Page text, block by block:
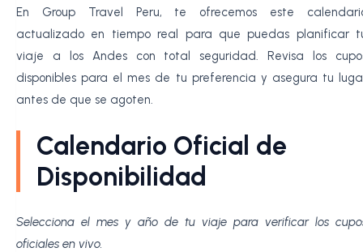
En Group Travel Peru, te ofrecemos este
actualizado en tiempo real para que puedas planificar
viaje a los Andes con total seguridad. Revisa los
disponibles para el mes de tu preferencia y asegura tu
antes de que se agoten.
Calendario Oficial de
Disponibilidad
Selecciona el mes y año de tu viaje para verificar los
oficiales en vivo.